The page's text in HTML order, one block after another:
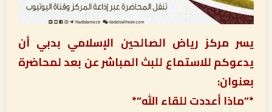
يسر مركز رياض الصالحين الإسلامي بدبي أن
يدعوكم للاستماع للبث المباشر عن بعد لمحاضرة
بعنوان:
*”ماذا أعددت للقاء الله”*